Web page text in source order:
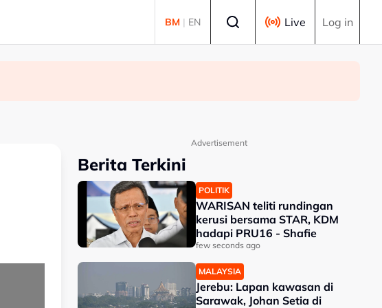
BM | EN Live Log in
Advertisement
Berita Terkini
POLITIK
WARISAN teliti rundingan
kerusi bersama STAR, KDM
hadapi PRU16 - Shafie
few seconds ago
MALAYSIA
Jerebu: Lapan kawasan di
Sarawak, Johan Setia di